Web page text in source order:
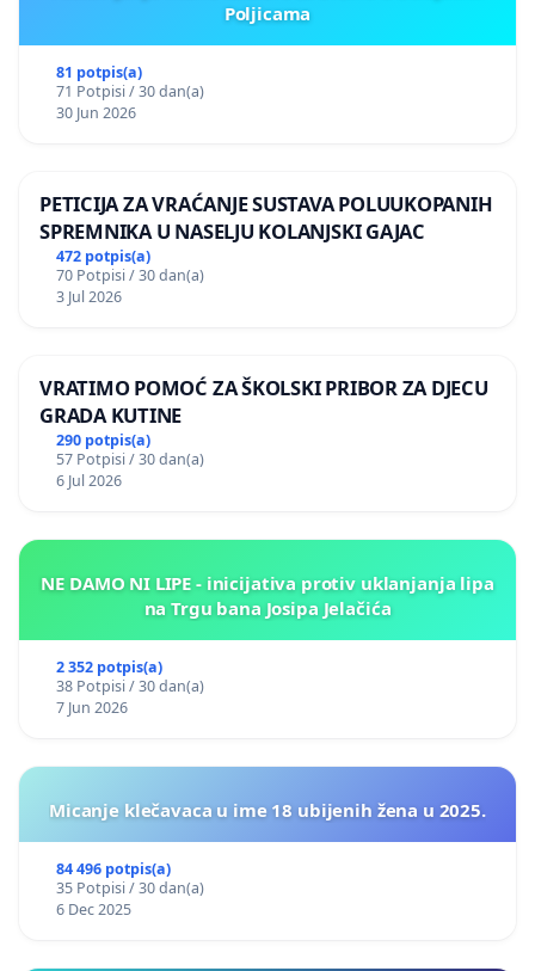
Poljicama
81 potpis(a)
71 Potpisi / 30 dan(a)
30 Jun 2026
PETICIJA ZA VRAĆANJE SUSTAVA POLUUKOPANIH
SPREMNIKA U NASELJU KOLANJSKI GAJAC
472 potpis(a)
70 Potpisi / 30 dan(a)
3 Jul 2026
VRATIMO POMOĆ ZA ŠKOLSKI PRIBOR ZA DJECU
GRADA KUTINE
290 potpis(a)
57 Potpisi / 30 dan(a)
6 Jul 2026
NE DAMO NI LIPE - inicijativa protiv uklanjanja lipa
na Trgu bana Josipa Jelačića
2 352 potpis(a)
38 Potpisi / 30 dan(a)
7 Jun 2026
Micanje klečavaca u ime 18 ubijenih žena u 2025.
84 496 potpis(a)
35 Potpisi / 30 dan(a)
6 Dec 2025